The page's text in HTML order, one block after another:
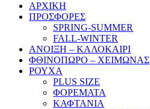
ΑΡΧΙΚΗ
ΠΡΟΣΦΟΡΕΣ
SPRING-SUMMER
FALL-WINTER
ΑΝΟΙΞΗ – ΚΑΛΟΚΑΙΡΙ
ΦΘΙΝΟΠΩΡΟ – ΧΕΙΜΩΝΑΣ
ΡΟΥΧΑ
PLUS SIZE
ΦΟΡΕΜΑΤΑ
ΚΑΦΤΑΝΙΑ